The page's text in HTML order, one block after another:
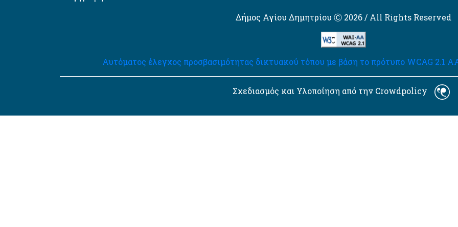
Δήμος Αγίου Δημητρίου Ⓒ 2026 / All Rights Reserved
Αυτόματος έλεγχος προσβασιμότητας δικτυακού τόπου με βάση το πρότυπο WCAG 2.1
Σχεδιασμός και Υλοποίηση από την Crowdpolicy